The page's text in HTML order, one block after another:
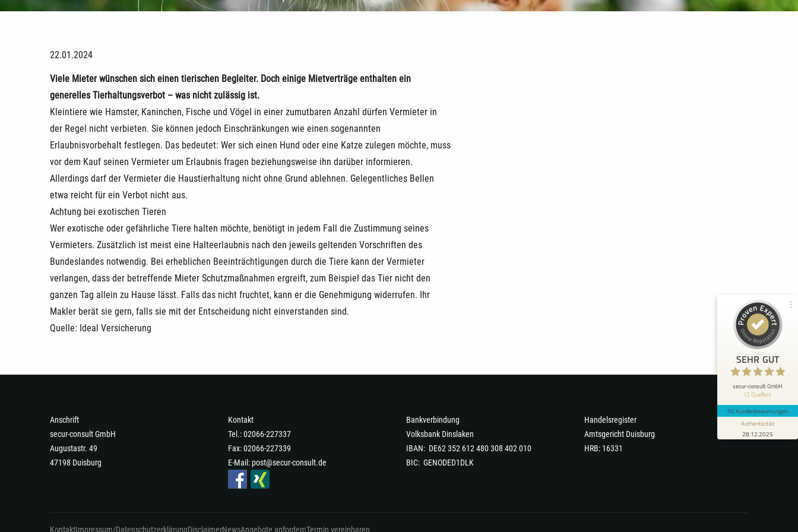
22.01.2024
Viele Mieter wünschen sich einen tierischen Begleiter. Doch einige Mietverträge enthalten ein
generelles Tierhaltungsverbot – was nicht zulässig ist.
Kleintiere wie Hamster, Kaninchen, Fische und Vögel in einer zumutbaren Anzahl dürfen Vermieter in
der Regel nicht verbieten. Sie können jedoch Einschränkungen wie einen sogenannten
Erlaubnisvorbehalt festlegen. Das bedeutet: Wer sich einen Hund oder eine Katze zulegen möchte, muss
vor dem Kauf seinen Vermieter um Erlaubnis fragen beziehungsweise ihn darüber informieren.
Allerdings darf der Vermieter die Haustierhaltung nicht ohne Grund ablehnen. Gelegentliches Bellen
etwa reicht für ein Verbot nicht aus.
Achtung bei exotischen Tieren
Wer exotische oder gefährliche Tiere halten möchte, benötigt in jedem Fall die Zustimmung seines
Vermieters. Zusätzlich ist meist eine Halteerlaubnis nach den jeweils geltenden Vorschriften des
Bundeslandes notwendig. Bei erheblichen Beeinträchtigungen durch die Tiere kann der Vermieter
verlangen, dass der betreffende Mieter Schutzmaßnahmen ergreift, zum Beispiel das Tier nicht den
ganzen Tag allein zu Hause lässt. Falls das nicht fruchtet, kann er die Genehmigung widerrufen. Ihr
Makler berät sie gern, falls sie mit der Entscheidung nicht einverstanden sind.
Quelle: Ideal Versicherung
Anschrift
secur-consult GmbH
Augustastr. 49
47198 Duisburg
Kontakt
Tel.: 02066-227337
Fax: 02066-227339
E-Mail: post@secur-consult.de
Bankverbindung
Volksbank Dinslaken
IBAN: DE62 352 612 480 308 402 010
BIC: GENODED1DLK
Handelsregister
Amtsgericht Duisburg
HRB: 16331
KontaktImpressum/DatenschutzerklärungDisclaimerNewsAngebote anfordernTermin vereinbaren
SEHR GUT
secur-consult GmbH
(2 Quellen)
95 Kundenbewertungen
Authentizität
28.12.2025
Bewertungen auf
ProvenExpert.com
Blick aufs ProvenExpert-Profil werfen
Christian K.
5
Ich habe ca. einmal im Jahr zur secur-consult
GmbH Kontakt, bzw. zu Herrn Hannecke, aber
wenn ich mal ein wi...